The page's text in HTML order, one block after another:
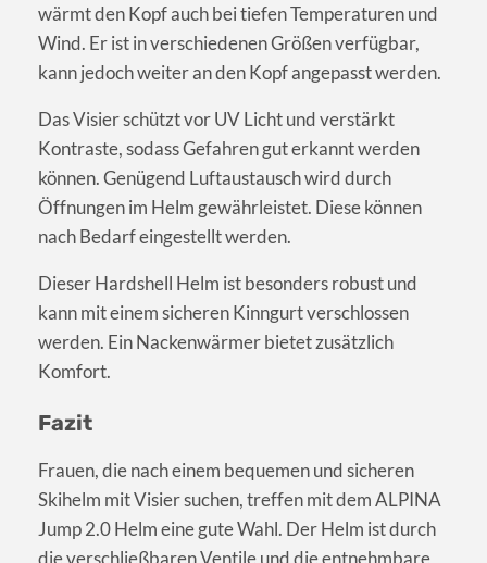
wärmt den Kopf auch bei tiefen Temperaturen und
Wind. Er ist in verschiedenen Größen verfügbar,
kann jedoch weiter an den Kopf angepasst werden.
Das Visier schützt vor UV Licht und verstärkt
Kontraste, sodass Gefahren gut erkannt werden
können. Genügend Luftaustausch wird durch
Öffnungen im Helm gewährleistet. Diese können
nach Bedarf eingestellt werden.
Dieser Hardshell Helm ist besonders robust und
kann mit einem sicheren Kinngurt verschlossen
werden. Ein Nackenwärmer bietet zusätzlich
Komfort.
Fazit
Frauen, die nach einem bequemen und sicheren
Skihelm mit Visier suchen, treffen mit dem ALPINA
Jump 2.0 Helm eine gute Wahl. Der Helm ist durch
die verschließbaren Ventile und die entnehmbare